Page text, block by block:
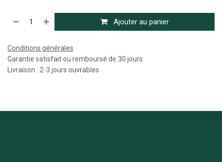
Ajouter au panier
Conditions générales
Garantie satisfait ou remboursé de 30 jours
Livraison : 2-3 jours ouvrables